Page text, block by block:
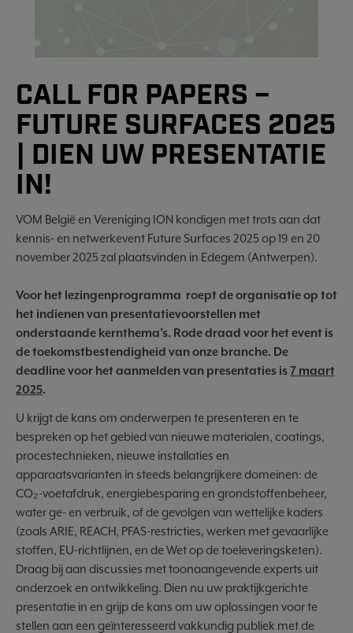
CALL FOR PAPERS –
FUTURE SURFACES 2025
| DIEN UW PRESENTATIE
IN!
VOM België en Vereniging ION kondigen met trots aan dat
kennis- en netwerkevent Future Surfaces 2025 op 19 en 20
november 2025 zal plaatsvinden in Edegem (Antwerpen).
Voor het lezingenprogramma roept de organisatie op tot
het indienen van presentatievoorstellen met
onderstaande kernthema’s. Rode draad voor het event is
de toekomstbestendigheid van onze branche. De
deadline voor het aanmelden van presentaties is7 maart
2025.
U krijgt de kans om onderwerpen te presenteren en te
bespreken op het gebied van nieuwe materialen, coatings,
procestechnieken, nieuwe installaties en
apparaatsvarianten in steeds belangrijkere domeinen: de
CO₂-voetafdruk, energiebesparing en grondstoffenbeheer,
water ge- en verbruik, of de gevolgen van wettelijke kaders
(zoals ARIE, REACH, PFAS-restricties, werken met gevaarlijke
stoffen, EU-richtlijnen, en de Wet op de toeleveringsketen).
Draag bij aan discussies met toonaangevende experts uit
onderzoek en ontwikkeling. Dien nu uw praktijkgerichte
presentatie in en grijp de kans om uw oplossingen voor te
stellen aan een geïnteresseerd vakkundig publiek met de